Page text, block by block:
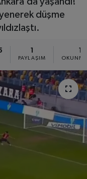
düşme
PAYLAŞIM